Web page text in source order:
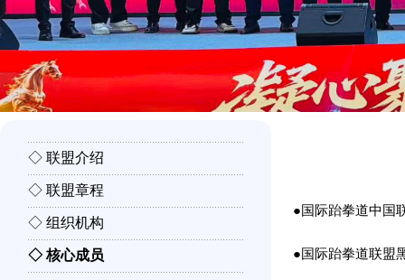
◇ 联盟介绍
◇ 联盟章程
◇ 组织机构
◇ 核心成员
●国际跆拳道中国
●国际跆拳道联盟